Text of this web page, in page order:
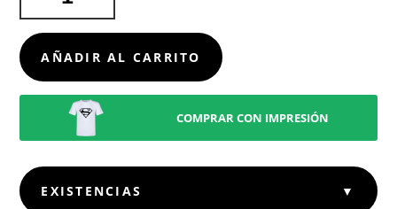
GARTEN
CANTIDAD
AÑADIR AL CARRITO
COMPRAR CON IMPRESIÓN
EXISTENCIAS ▼